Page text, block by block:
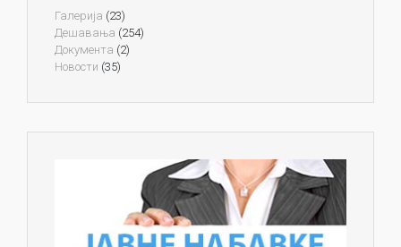
Галерија (23)
Дешавања (254)
Документа (2)
Новости (35)